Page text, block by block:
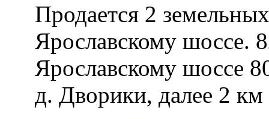
Продается 2
Ярославскому
Ярославскому шоссе
д. Дворики, далее 2